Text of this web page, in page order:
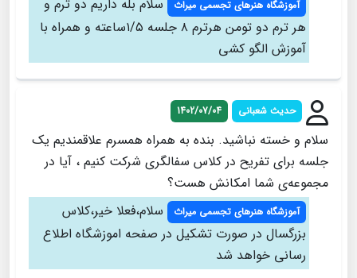
آموزشگاه هنرهای تجسمی میراث
سلام بله داریم دو ترم و
هر ترم دو تومن هرترم ۸ جلسه ۱/۵ساعته و همراه با
آموزش الگو کشی
حدیث شعبانی 1402/07/04
سلام و خسته نباشید. بنده به همراه همسرم علاقمندیم یک
جلسه برای تفریح در کلاس سفالگری شرکت کنیم ، آیا در
مجموعه‌ی شما امکانش هست؟
آموزشگاه هنرهای تجسمی میراث
سلام،فعلا خیر،کلاس
بزرگسال در صورت تشکیل در صفحه اموزشگاه اطلاع
رسانی خواهد شد